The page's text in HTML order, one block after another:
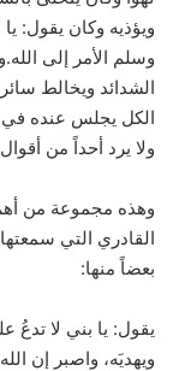
ويؤذيه وكان يقول:
وسلم الأمر إلى
الشدائد ويخالط
الكل يجلس عنده في
ولا يرد أحداً من
وهذه مجموعة من أهم
القادري التي
بعضاً منها:
يقول: يا بني لا تدعُ
ويهديَه، واصبر إن